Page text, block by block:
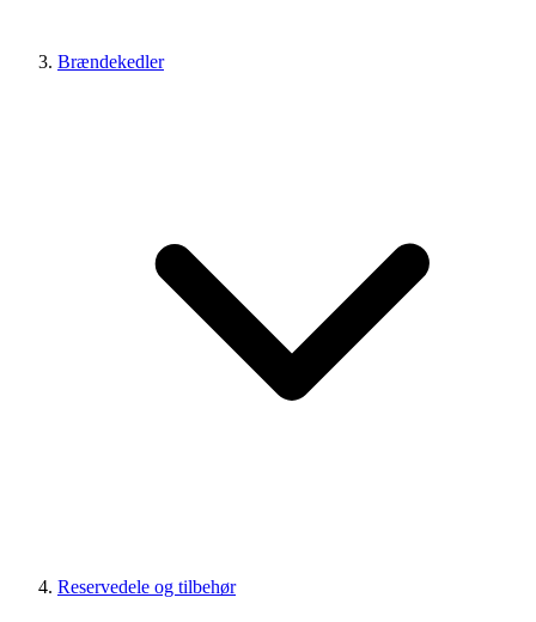
Brændekedler
Reservedele og tilbehør